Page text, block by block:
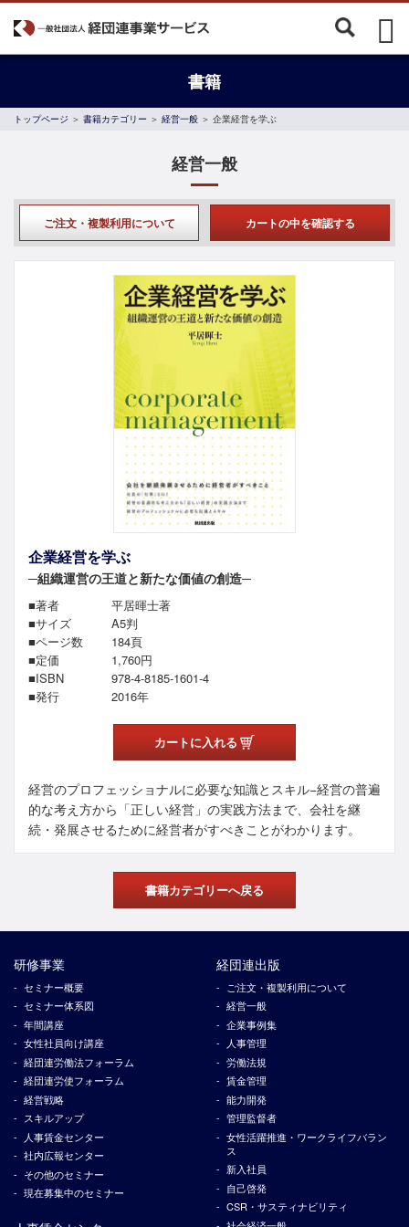
書籍
トップページ ＞ 書籍カテゴリー ＞ 経営一般 ＞ 企業経営を学ぶ
経営一般
ご注文・複製利用について カートの中を確認する
企業経営を学ぶ
─組織運営の王道と新たな価値の創造─
■著者
平居暉士著
■サイズ
A5判
■ページ数
184頁
■定価
1,760円
■ISBN
978-4-8185-1601-4
■発行
2016年
カートに入れる
経営のプロフェッショナルに必要な知識とスキル−経営の普遍
的な考え方から「正しい経営」の実践方法まで、会社を継
続・発展させるために経営者がすべきことがわかります。
書籍カテゴリーへ戻る
研修事業
セミナー概要
セミナー体系図
年間講座
女性社員向け講座
経団連労働法フォーラム
経団連労使フォーラム
経営戦略
スキルアップ
人事賃金センター
社内広報センター
その他のセミナー
現在募集中のセミナー
経団連出版
ご注文・複製利用について
経営一般
企業事例集
人事管理
労働法規
賃金管理
能力開発
管理監督者
女性活躍推進・ワークライフバラン
ス
新入社員
自己啓発
CSR・サスティナビリティ